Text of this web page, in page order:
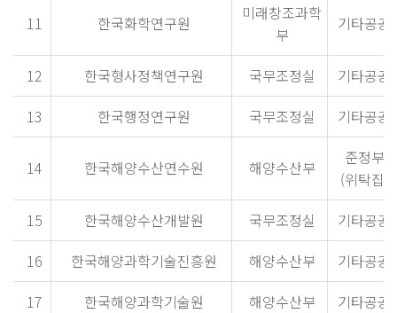
11 한국화학연구원
미래창조과학
부
기타공공
12 한국형사정책연구원 국무조정실
기타공공
13
한국행정연구원 국무조정실 기타공공
14 한국해양수산연수원 해양수산부
준정부
(위탁집
15
한국해양수산개발원 국무조정실
기타공공
16
한국해양과학기술진흥원 해양수산부
기타공공
17
한국해양과학기술원 해양수산부 기타공공